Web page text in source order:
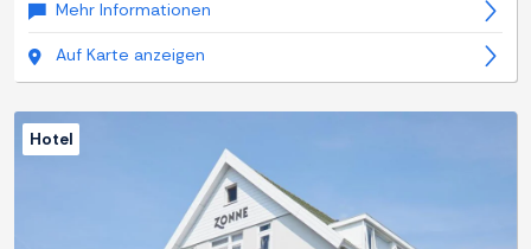
Mehr Informationen
Auf Karte anzeigen
Hotel